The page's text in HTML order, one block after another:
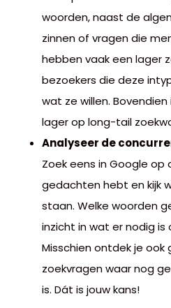
woorden, naast de
zinnen of vragen die
hebben vaak een lager
bezoekers die deze
wat ze willen.
lager op long-tail
Analyseer de
Zoek eens in Google op
gedachten hebt en kijk
staan. Welke woorden
inzicht in wat er nodig is
Misschien ontdek je
zoekvragen waar nog
is. Dát is jouw kans!